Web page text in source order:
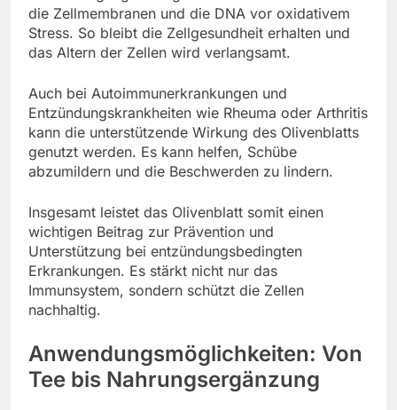
die Zellmembranen und die DNA vor oxidativem
Stress. So bleibt die Zellgesundheit erhalten und
das Altern der Zellen wird verlangsamt.
Auch bei Autoimmunerkrankungen und
Entzündungskrankheiten wie Rheuma oder Arthritis
kann die unterstützende Wirkung des Olivenblatts
genutzt werden. Es kann helfen, Schübe
abzumildern und die Beschwerden zu lindern.
Insgesamt leistet das Olivenblatt somit einen
wichtigen Beitrag zur Prävention und
Unterstützung bei entzündungsbedingten
Erkrankungen. Es stärkt nicht nur das
Immunsystem, sondern schützt die Zellen
nachhaltig.
Anwendungsmöglichkeiten: Von
Tee bis Nahrungsergänzung